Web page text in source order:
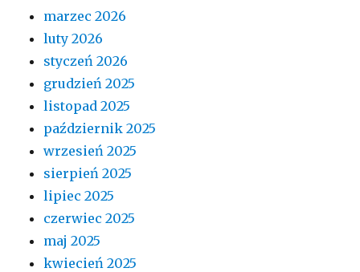
marzec 2026
luty 2026
styczeń 2026
grudzień 2025
listopad 2025
październik 2025
wrzesień 2025
sierpień 2025
lipiec 2025
czerwiec 2025
maj 2025
kwiecień 2025